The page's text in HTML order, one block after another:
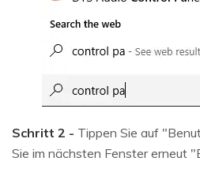
Schritt 2 - Tippen Sie auf
Sie im nächsten Fenster erneut